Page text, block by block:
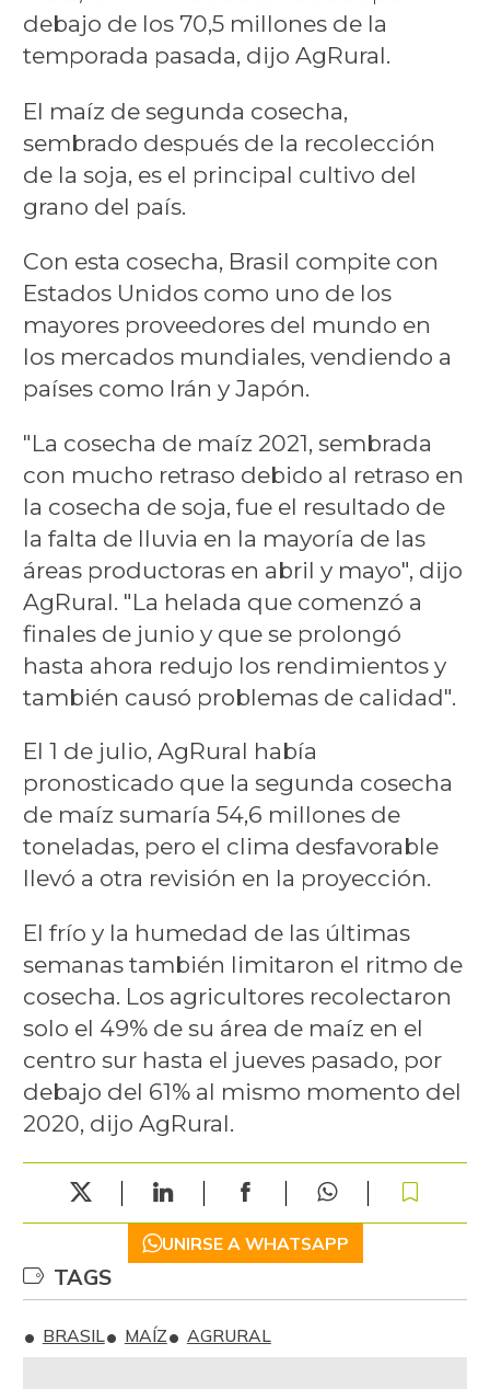
debajo de los 70,5 millones de la
temporada pasada, dijo AgRural.
El maíz de segunda cosecha,
sembrado después de la recolección
de la soja, es el principal cultivo del
grano del país.
Con esta cosecha, Brasil compite con
Estados Unidos como uno de los
mayores proveedores del mundo en
los mercados mundiales, vendiendo a
países como Irán y Japón.
"La cosecha de maíz 2021, sembrada
con mucho retraso debido al retraso en
la cosecha de soja, fue el resultado de
la falta de lluvia en la mayoría de las
áreas productoras en abril y mayo", dijo
AgRural. "La helada que comenzó a
finales de junio y que se prolongó
hasta ahora redujo los rendimientos y
también causó problemas de calidad".
El 1 de julio, AgRural había
pronosticado que la segunda cosecha
de maíz sumaría 54,6 millones de
toneladas, pero el clima desfavorable
llevó a otra revisión en la proyección.
El frío y la humedad de las últimas
semanas también limitaron el ritmo de
cosecha. Los agricultores recolectaron
solo el 49% de su área de maíz en el
centro sur hasta el jueves pasado, por
debajo del 61% al mismo momento del
2020, dijo AgRural.
UNIRSE A WHATSAPP
TAGS
BRASIL MAÍZ AGRURAL